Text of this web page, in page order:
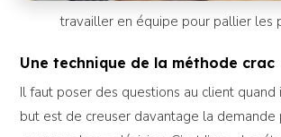
travailler en équipe pour pallier les
Une technique de la méthode crac
Il faut poser des questions au client quand
but est de creuser davantage la demande